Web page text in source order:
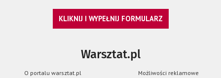
KLIKNIJ I WYPEŁNIJ FORMULARZ
Warsztat.pl
O portalu warsztat.pl
Możliwości reklamowe